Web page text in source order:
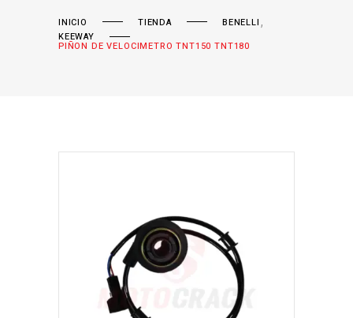
INICIO TIENDA BENELLI ,
KEEWAY
PIÑON DE VELOCIMETRO TNT150 TNT180